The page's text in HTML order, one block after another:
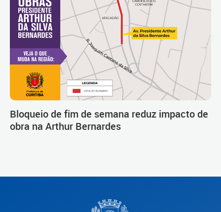
Bloqueio de fim de semana reduz impacto de
obra na Arthur Bernardes